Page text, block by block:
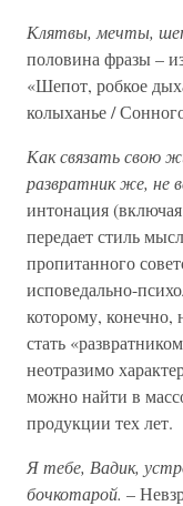
Клятвы, мечты,
половина фразы –
«Шепот, робкое
колыханье /
Как связать свою
развратник же, не
интонация
передает стиль
пропитанного
исповедально-
которому, конечно,
стать
неотразимо
можно найти в
продукции тех лет.
Я тебе, Вадик,
бочкотарой. –